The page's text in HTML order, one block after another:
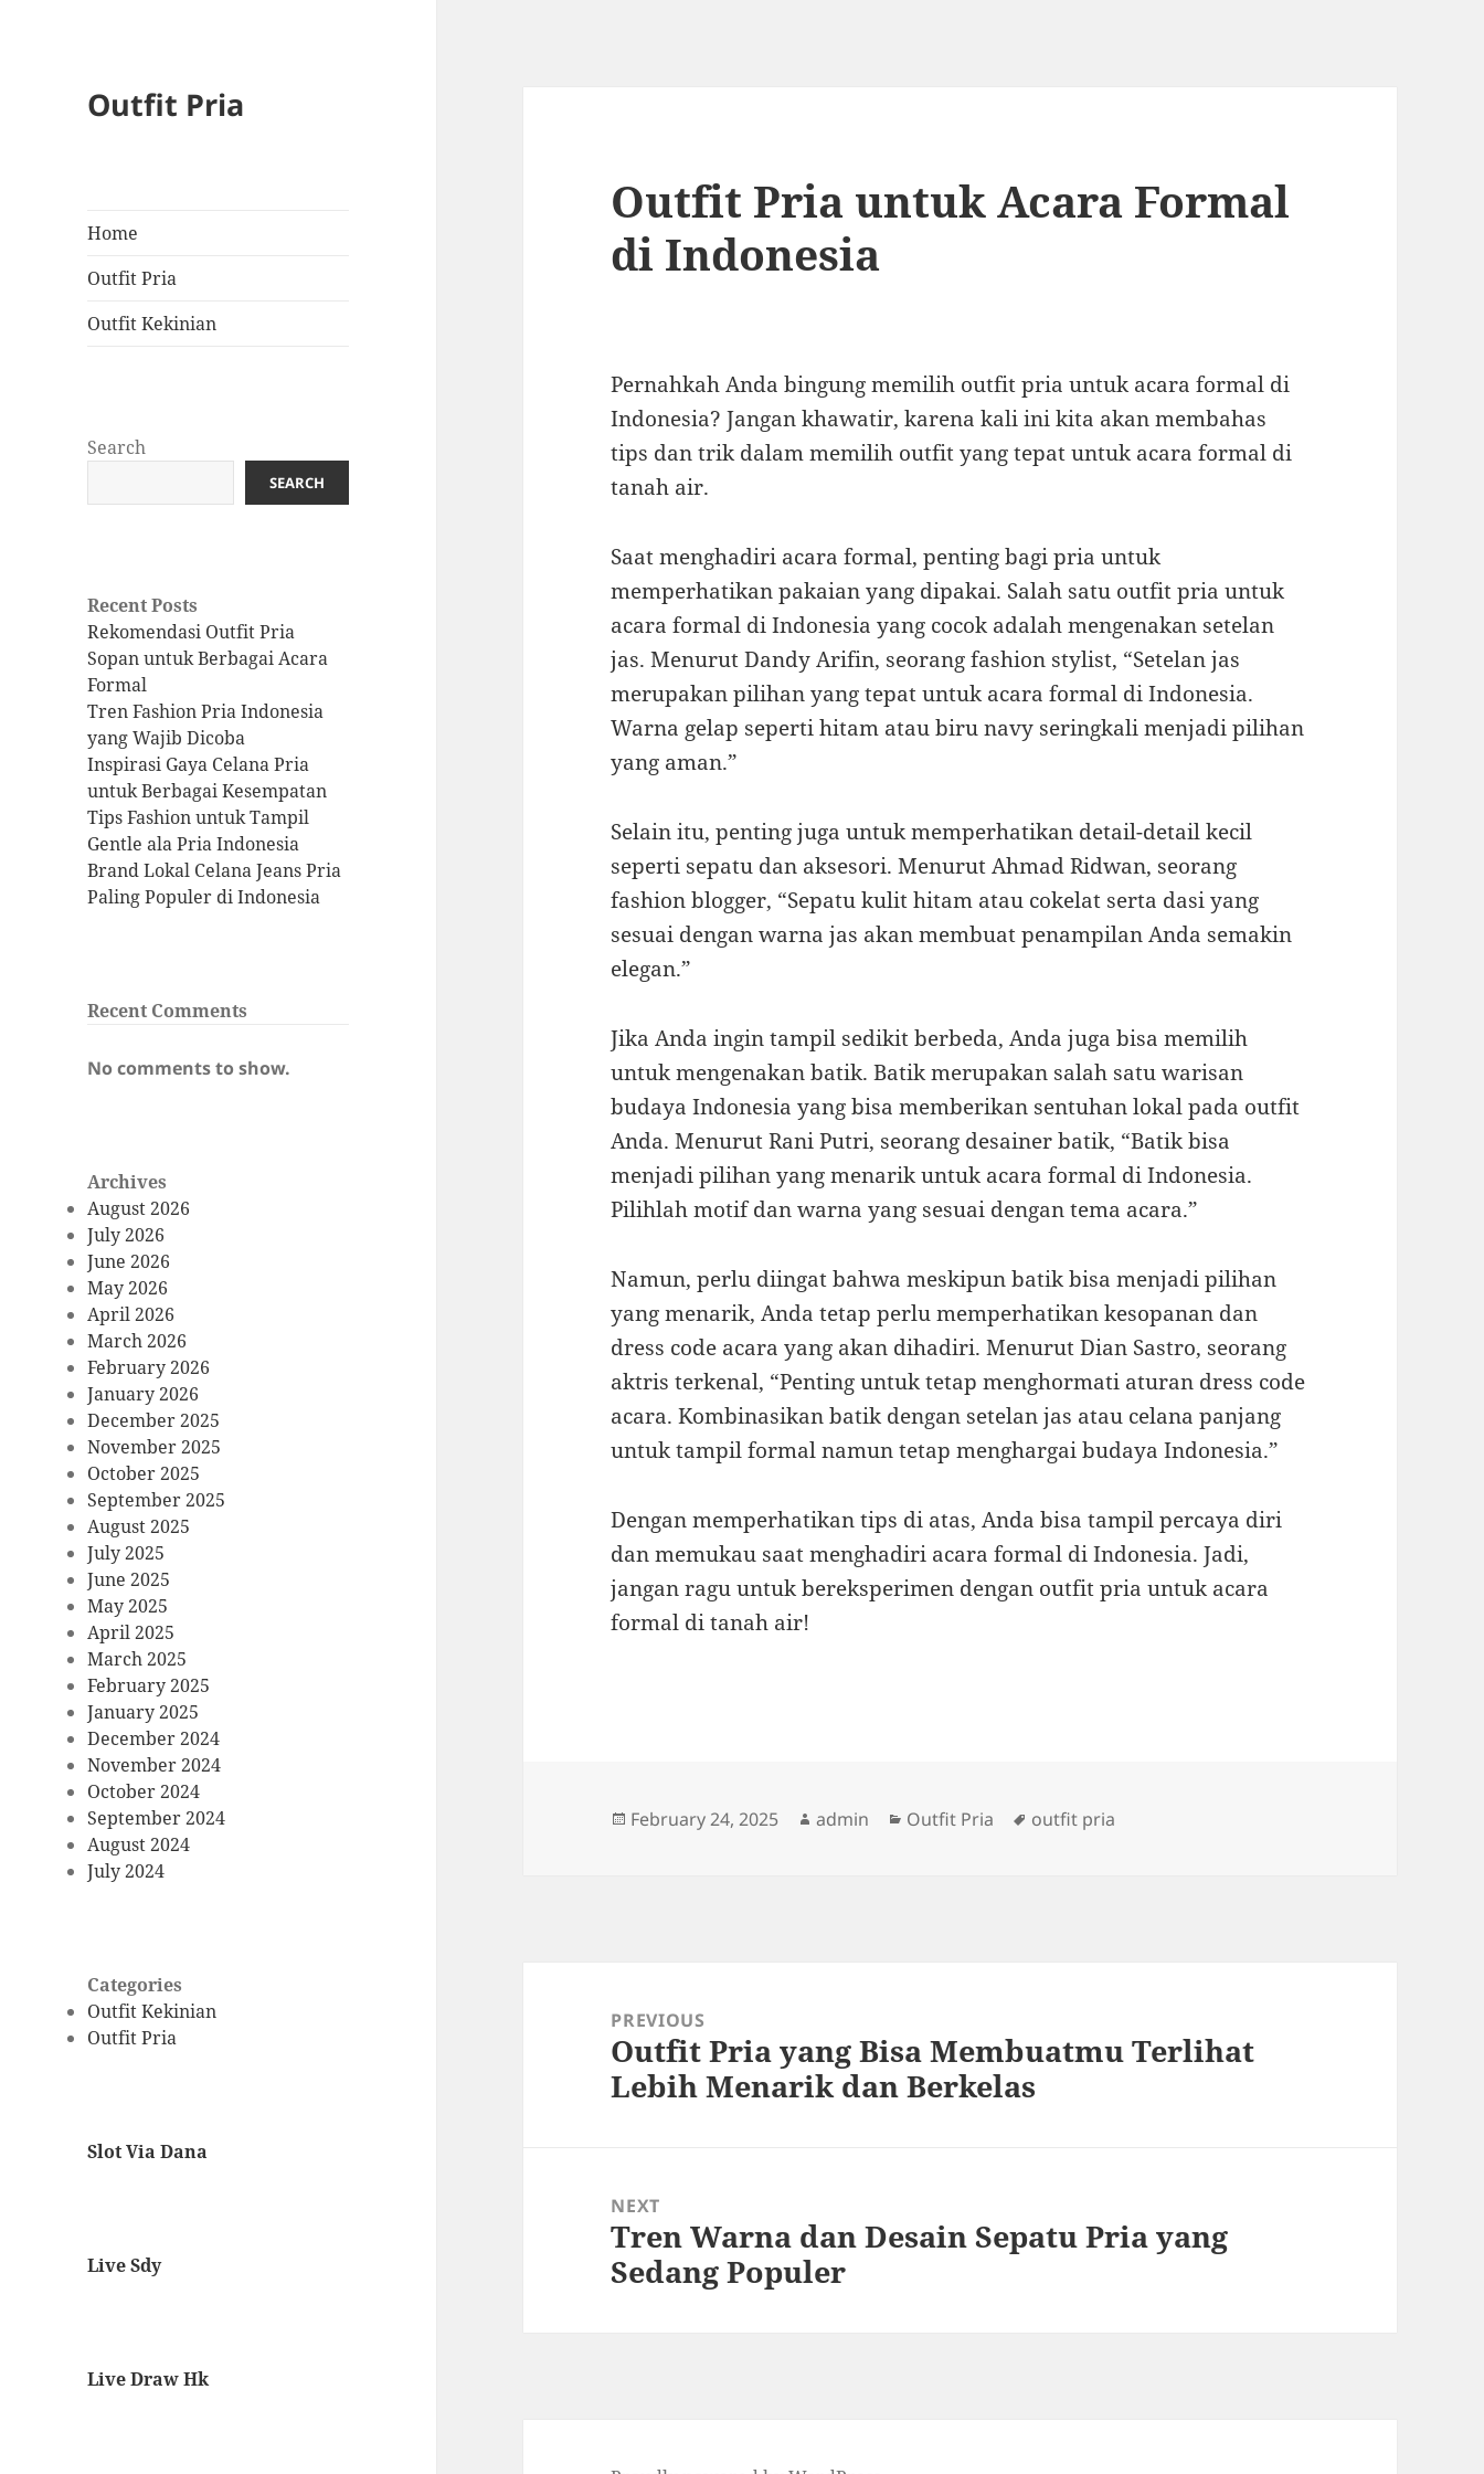
Outfit Pria
Home
Outfit Pria
Outfit Kekinian
Search
SEARCH
Recent Posts
Rekomendasi Outfit Pria
Sopan untuk Berbagai Acara
Formal
Tren Fashion Pria Indonesia
yang Wajib Dicoba
Inspirasi Gaya Celana Pria
untuk Berbagai Kesempatan
Tips Fashion untuk Tampil
Gentle ala Pria Indonesia
Brand Lokal Celana Jeans Pria
Paling Populer di Indonesia
Recent Comments
No comments to show.
Archives
August 2026
July 2026
June 2026
May 2026
April 2026
March 2026
February 2026
January 2026
December 2025
November 2025
October 2025
September 2025
August 2025
July 2025
June 2025
May 2025
April 2025
March 2025
February 2025
January 2025
December 2024
November 2024
October 2024
September 2024
August 2024
July 2024
Categories
Outfit Kekinian
Outfit Pria
Slot Via Dana
Live Sdy
Live Draw Hk
Outfit Pria untuk Acara Formal
di Indonesia
Pernahkah Anda bingung memilih outfit pria untuk acara formal di
Indonesia? Jangan khawatir, karena kali ini kita akan membahas
tips dan trik dalam memilih outfit yang tepat untuk acara formal di
tanah air.
Saat menghadiri acara formal, penting bagi pria untuk
memperhatikan pakaian yang dipakai. Salah satu outfit pria untuk
acara formal di Indonesia yang cocok adalah mengenakan setelan
jas. Menurut Dandy Arifin, seorang fashion stylist, “Setelan jas
merupakan pilihan yang tepat untuk acara formal di Indonesia.
Warna gelap seperti hitam atau biru navy seringkali menjadi pilihan
yang aman.”
Selain itu, penting juga untuk memperhatikan detail-detail kecil
seperti sepatu dan aksesori. Menurut Ahmad Ridwan, seorang
fashion blogger, “Sepatu kulit hitam atau cokelat serta dasi yang
sesuai dengan warna jas akan membuat penampilan Anda semakin
elegan.”
Jika Anda ingin tampil sedikit berbeda, Anda juga bisa memilih
untuk mengenakan batik. Batik merupakan salah satu warisan
budaya Indonesia yang bisa memberikan sentuhan lokal pada outfit
Anda. Menurut Rani Putri, seorang desainer batik, “Batik bisa
menjadi pilihan yang menarik untuk acara formal di Indonesia.
Pilihlah motif dan warna yang sesuai dengan tema acara.”
Namun, perlu diingat bahwa meskipun batik bisa menjadi pilihan
yang menarik, Anda tetap perlu memperhatikan kesopanan dan
dress code acara yang akan dihadiri. Menurut Dian Sastro, seorang
aktris terkenal, “Penting untuk tetap menghormati aturan dress code
acara. Kombinasikan batik dengan setelan jas atau celana panjang
untuk tampil formal namun tetap menghargai budaya Indonesia.”
Dengan memperhatikan tips di atas, Anda bisa tampil percaya diri
dan memukau saat menghadiri acara formal di Indonesia. Jadi,
jangan ragu untuk bereksperimen dengan outfit pria untuk acara
formal di tanah air!
Posted
February 24, 2025 Author
admin Categories
Outfit Pria Tags
outfit pria
navigationPREVIOUS
Previous
post:
Outfit Pria yang Bisa Membuatmu Terlihat
Lebih Menarik dan Berkelas
NEXT
Next
post:
Tren Warna dan Desain Sepatu Pria yang
Sedang Populer